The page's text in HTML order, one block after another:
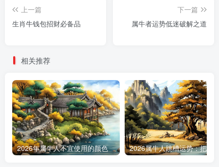
上一篇
生肖牛钱包招财必备品
下一篇
属牛者运势低迷破解之道
相关推荐
2026年属牛人不宜使用的颜色